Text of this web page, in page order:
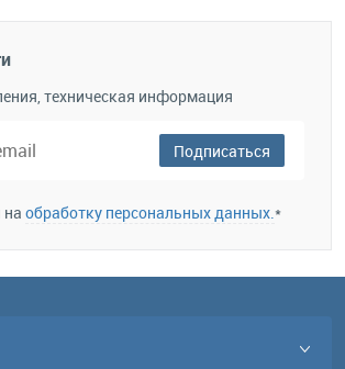
техническая информация
Подписаться
на обработку персональных данных. *